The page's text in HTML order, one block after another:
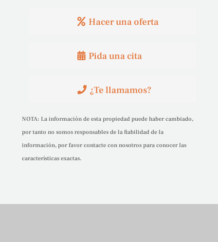
Hacer una oferta
Pida una cita
¿Te llamamos?
NOTA: La información de esta propiedad puede haber cambiado,
por tanto no somos responsables de la fiabilidad de la
información, por favor contacte con nosotros para conocer las
características exactas.